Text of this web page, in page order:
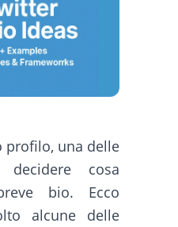
profilo, una delle
cosa
bio. Ecco
alcune delle